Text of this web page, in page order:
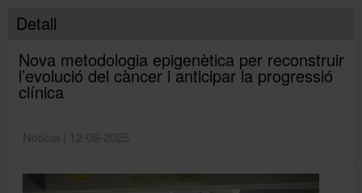
Detall
Nova metodologia epigenètica per reconstruir
l’evolució del càncer i anticipar la progressió
clínica
Notícia | 12-09-2025